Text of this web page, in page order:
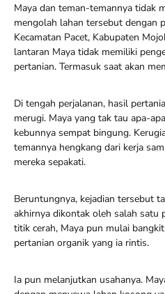
Maya dan teman-temannya tidak
mengolah lahan tersebut dengan
Kecamatan Pacet, Kabupaten
lantaran Maya tidak memiliki
pertanian. Termasuk saat akan
Di tengah perjalanan, hasil
merugi. Maya yang tak tau apa-
kebunnya sempat bingung.
temannya hengkang dari kerja
mereka sepakati.
Beruntungnya, kejadian tersebut
akhirnya dikontak oleh salah satu
titik cerah, Maya pun mulai
pertanian organik yang ia rintis.
Ia pun melanjutkan usahanya.